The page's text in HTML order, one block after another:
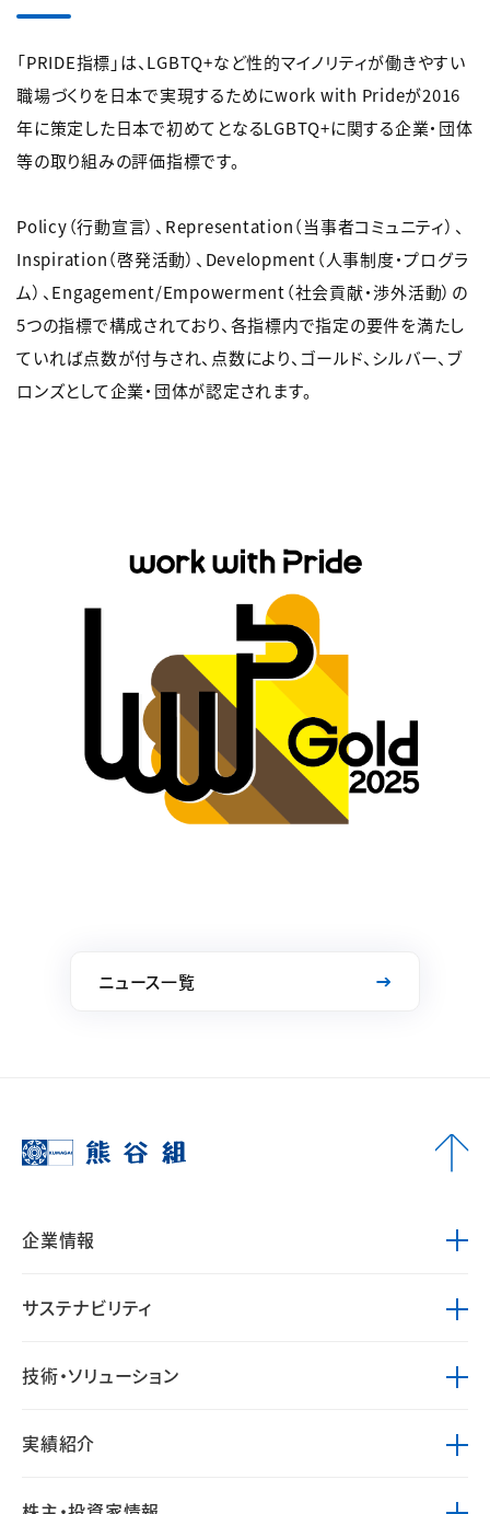
「PRIDE指標」は、LGBTQ+など性的マイノリティが働きやすい
職場づくりを日本で実現するためにwork with Prideが2016
年に策定した日本で初めてとなるLGBTQ+に関する企業・団体
等の取り組みの評価指標です。
Policy（行動宣言）、Representation（当事者コミュニティ）、
Inspiration（啓発活動）、Development（人事制度・プログラ
ム）、Engagement/Empowerment（社会貢献・渉外活動）の
5つの指標で構成されており、各指標内で指定の要件を満たし
ていれば点数が付与され、点数により、ゴールド、シルバー、ブ
ロンズとして企業・団体が認定されます。
ニュース一覧
企業情報
サステナビリティ
技術・ソリューション
実績紹介